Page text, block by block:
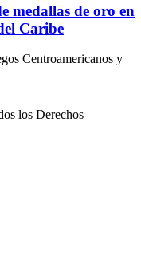
medallas de oro en
Caribe
Centroamericanos y
los Derechos